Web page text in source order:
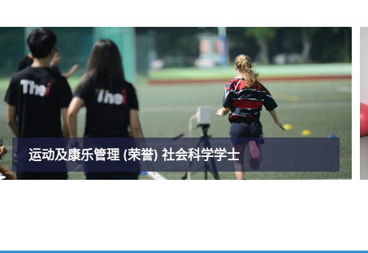
运动及康乐管理 (荣誉) 社会科学学士